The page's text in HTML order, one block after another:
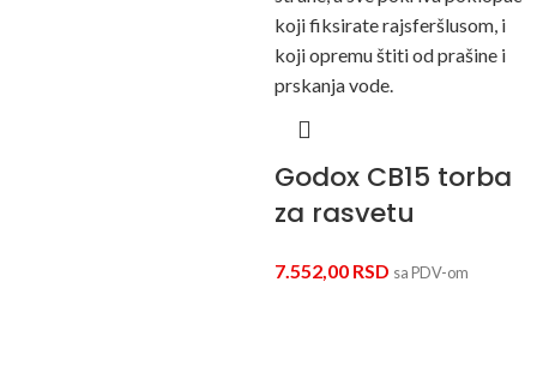
Godox CB15 torba
za rasvetu
7.552,00 RSD sa PDV-om